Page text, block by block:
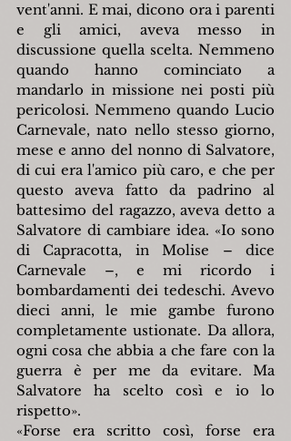
vent'anni. E mai, dicono ora i parenti
e gli amici, aveva messo in
discussione quella scelta. Nemmeno
quando hanno cominciato a
mandarlo in missione nei posti più
pericolosi. Nemmeno quando Lucio
Carnevale, nato nello stesso giorno,
mese e anno del nonno di Salvatore,
di cui era l'amico più caro, e che per
questo aveva fatto da padrino al
battesimo del ragazzo, aveva detto a
Salvatore di cambiare idea. «Io sono
di Capracotta, in Molise – dice
Carnevale –, e mi ricordo i
bombardamenti dei tedeschi. Avevo
dieci anni, le mie gambe furono
completamente ustionate. Da allora,
ogni cosa che abbia a che fare con la
guerra è per me da evitare. Ma
Salvatore ha scelto così e io lo
rispetto».
«Forse era scritto così, forse era